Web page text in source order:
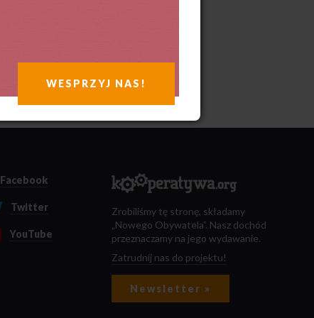
Facebook
Twitter
YouTube
Zrobiliśmy tę stronę, składamy
„Nowego Obywatela”. Nasz dochód
przeznaczamy na jego wydawanie.
Zatrudnij nas do projektu!
Newsletter »
WESPRZYJ NAS!